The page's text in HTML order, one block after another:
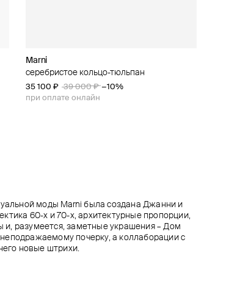
Marni
серебристое кольцо-тюльпан
35 100 ₽ 39 000 ₽ −10%
при оплате онлайн
MM6 Maison Margiela
серебристое мятое кольцо-печатка foil
33 750 ₽ 37 500 ₽ −10%
при оплате онлайн
Rick Owens
crystal pyramid кольцо черное
37 800 ₽ 42 000 ₽ −10%
при оплате онлайн
MM6 Maison Margiela
серебристое кольцо mermaid
35 000 ₽
моды Marni была создана Джанни и
60-х и 70-х, архитектурные пропорции,
и, разумеется, заметные украшения – Дом
почерку, а коллаборации с
новые штрихи.